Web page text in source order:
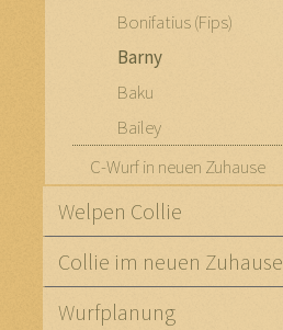
Bonifatius (Fips)
Barny
Baku
Bailey
C-Wurf in neuen Zuhause
Welpen Collie
Collie im neuen Zuhause
Wurfplanung